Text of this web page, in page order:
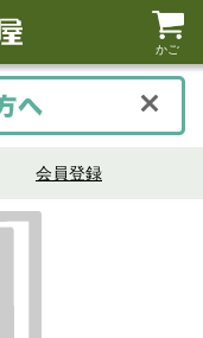
かご
会員登録